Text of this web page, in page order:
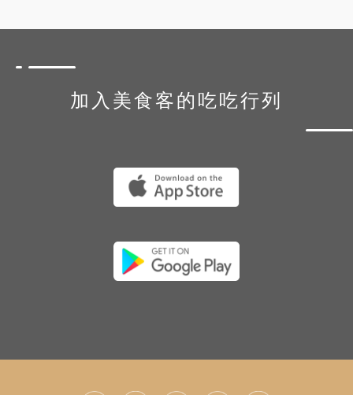
加入美食客的吃吃行列